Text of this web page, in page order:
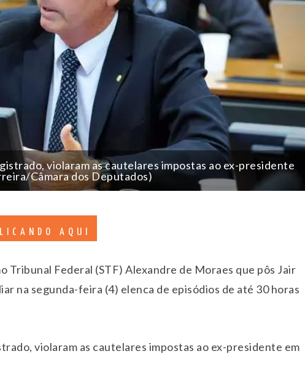
violaram as cautelares impostas ao ex-presidente
Câmara dos Deputados)
AQUI
Tribunal Federal (STF) Alexandre de Moraes que pôs Jair
na segunda-feira (4) elenca de episódios de até 30 horas
violaram as cautelares impostas ao ex-presidente em